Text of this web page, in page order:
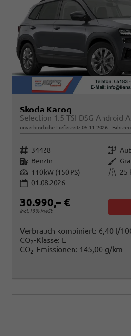
Skoda Karoq
unverbindliche Lieferzeit: 05.11.2026
Fahrzeugnr. 34428 Getriebe
Kraftstoff Benzin Außenfarbe
Leistung 110 kW (150 PS) Kilometerstand
25
01.08.2026
30.990,– €
incl. 19% MwSt.
Verbrauch kombiniert: 6,40 l/
CO2-Klasse: E
CO2-Emissionen: 145,00 g/km